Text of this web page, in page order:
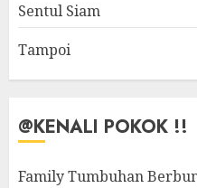
Sentul Siam
Tampoi
@KENALI POKOK !!
Family Tumbuhan